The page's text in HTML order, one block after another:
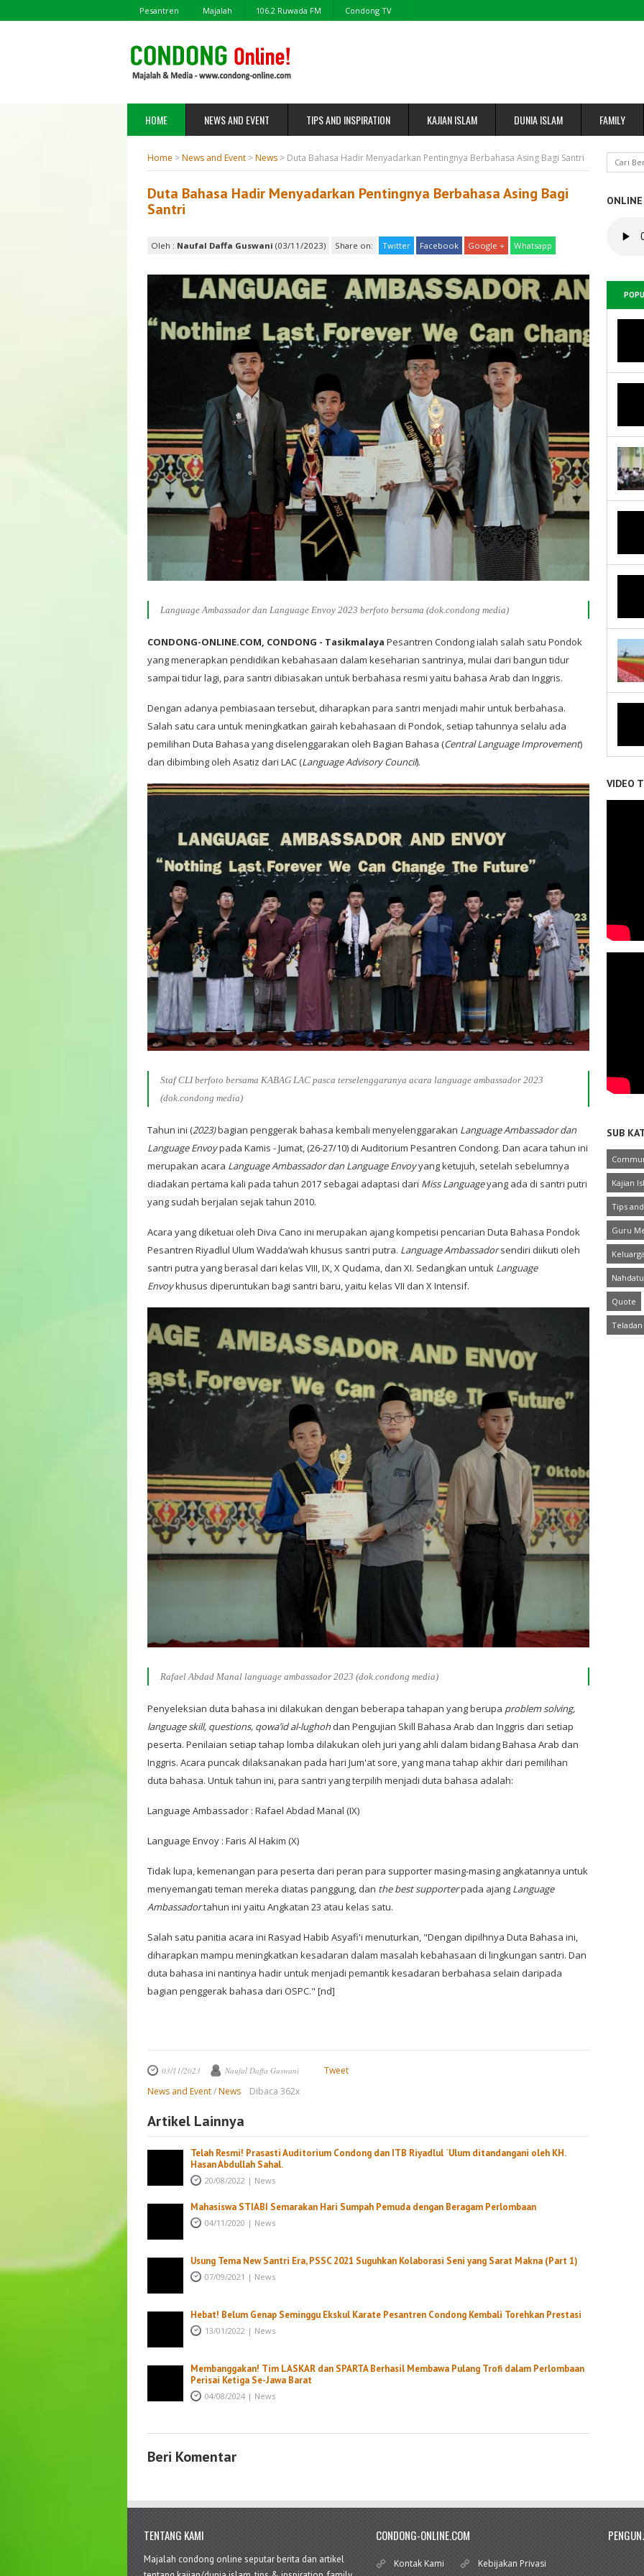
Pesantren Majalah 106.2 Ruwada FM Condong TV
HOME NEWS AND EVENT TIPS AND INSPIRATION KAJIAN ISLAM DUNIA ISLAM FAMILY
Home >News and Event >News> Duta Bahasa Hadir Menyadarkan Pentingnya Berbahasa Asing Bagi Santri
Duta Bahasa Hadir Menyadarkan Pentingnya Berbahasa Asing Bagi
Santri
Oleh : Naufal Daffa Guswani (03/11/2023) Share on: Twitter Facebook Google + Whatsapp
Language Ambassador dan Language Envoy 2023 berfoto bersama (dok.condong media)
CONDONG-ONLINE.COM, CONDONG - Tasikmalaya Pesantren Condong ialah salah satu Pondok
yang menerapkan pendidikan kebahasaan dalam keseharian santrinya, mulai dari bangun tidur
sampai tidur lagi, para santri dibiasakan untuk berbahasa resmi yaitu bahasa Arab dan Inggris.
Dengan adanya pembiasaan tersebut, diharapkan para santri menjadi mahir untuk berbahasa.
Salah satu cara untuk meningkatkan gairah kebahasaan di Pondok, setiap tahunnya selalu ada
pemilihan Duta Bahasa yang diselenggarakan oleh Bagian Bahasa (Central Language Improvement)
dan dibimbing oleh Asatiz dari LAC (Language Advisory Council).
Staf CLI berfoto bersama KABAG LAC pasca terselenggaranya acara language ambassador 2023
(dok.condong media)
Tahun ini (2023)bagian penggerak bahasa kembali menyelenggarakan Language Ambassador dan
Language Envoypada Kamis - Jumat, (26-27/10) di Auditorium Pesantren Condong. Dan acara tahun ini
merupakan acara Language Ambassador dan Language Envoyyang ketujuh, setelah sebelumnya
diadakan pertama kali pada tahun 2017 sebagai adaptasi dari Miss Languageyang ada di santri putri
yang sudah berjalan sejak tahun 2010.
Acara yang diketuai oleh Diva Cano ini merupakan ajang kompetisi pencarian Duta Bahasa Pondok
Pesantren Riyadlul Ulum Wadda’wah khusus santri putra. Language Ambassadorsendiri diikuti oleh
santri putra yang berasal dari kelas VIII, IX, X Qudama, dan XI. Sedangkan untuk Language
Envoykhusus diperuntukan bagi santri baru, yaitu kelas VII dan X Intensif.
Rafael Abdad Manal language ambassador 2023 (dok.condong media)
Penyeleksian duta bahasa ini dilakukan dengan beberapa tahapan yang berupa problem solving,
language skill, questions, qowa’id al-lughohdan Pengujian Skill Bahasa Arab dan Inggris dari setiap
peserta. Penilaian setiap tahap lomba dilakukan oleh juri yang ahli dalam bidang Bahasa Arab dan
Inggris. Acara puncak dilaksanakan pada hari Jum'at sore, yang mana tahap akhir dari pemilihan
duta bahasa. Untuk tahun ini, para santri yang terpilih menjadi duta bahasa adalah:
Language Ambassador : Rafael Abdad Manal (IX)
Language Envoy : Faris Al Hakim (X)
Tidak lupa, kemenangan para peserta dari peran para supporter masing-masing angkatannya untuk
menyemangati teman mereka diatas panggung, dan the best supporterpada ajang Language
Ambassadortahun ini yaitu Angkatan 23 atau kelas satu.
Salah satu panitia acara ini Rasyad Habib Asyafi'i menuturkan, "Dengan dipilhnya Duta Bahasa ini,
diharapkan mampu meningkatkan kesadaran dalam masalah kebahasaan di lingkungan santri. Dan
duta bahasa ini nantinya hadir untuk menjadi pemantik kesadaran berbahasa selain daripada
bagian penggerak bahasa dari OSPC." [nd]
03/11/2023 Naufal Daffa Guswani
Tweet
News and Event/News Dibaca 362x
Artikel Lainnya
Telah Resmi! Prasasti Auditorium Condong dan ITB Riyadlul `Ulum ditandangani oleh KH.
Hasan Abdullah Sahal.
20/08/2022 | News
Mahasiswa STIABI Semarakan Hari Sumpah Pemuda dengan Beragam Perlombaan
04/11/2020 | News
Usung Tema New Santri Era, PSSC 2021 Suguhkan Kolaborasi Seni yang Sarat Makna (Part 1)
07/09/2021 | News
Hebat! Belum Genap Seminggu Ekskul Karate Pesantren Condong Kembali Torehkan Prestasi
13/01/2022 | News
Membanggakan! Tim LASKAR dan SPARTA Berhasil Membawa Pulang Trofi dalam Perlombaan
Perisai Ketiga Se-Jawa Barat
04/08/2024| News
Beri Komentar
VIDEO
SUB
Kajian
Tips
Guru
Keluarga
Quote
Teladan
TENTANG KAMI
Majalah condong online seputar berita dan artikel
CONDONG-ONLINE.COM
Kontak Kami
Kebijakan Privasi